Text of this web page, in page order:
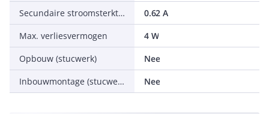
Secundaire stroomsterkte 2
0.62 A
Max. verliesvermogen
4 W
Opbouw (stucwerk)
Nee
Inbouwmontage (stucwerk)
Nee